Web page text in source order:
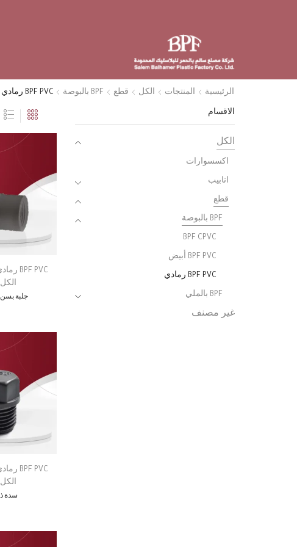
الرئيسية المنتجات الكل قطع BPF بالبوصة BPF PVC رمادي
BPF PVC رمادي
الكل
جلبة بسن
BPF PVC رمادي
الكل
سدة
الاقسام
الكل
اكسسوارات
انابيب
قطع
BPF بالبوصة
BPF CPVC
BPF PVC أبيض
BPF PVC رمادي
BPF بالملي
غير مصنف